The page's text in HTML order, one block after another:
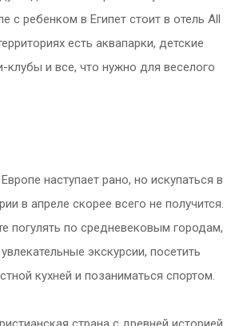
с ребенком в Египет стоит в отель All
есть аквапарки, детские
и все, что нужно для веселого
наступает рано, но искупаться в
в апреле скорее всего не получится.
погулять по средневековым городам,
экскурсии, посетить
кухней и позаниматься спортом.